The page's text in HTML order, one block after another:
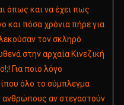
όπως και να έχει πως
και πόσα χρόνια πήρε για
τον σκληρό
στην αρχαία Κινεζική
Για ποιο λόγο
όλο το σύμπλεγμα
ανθρώπους αν στεγαστούν